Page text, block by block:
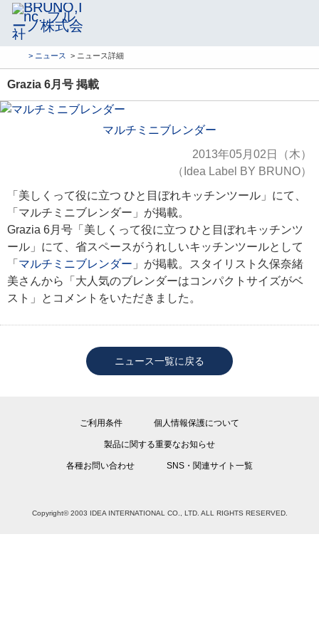
> ニュース > ニュース詳細
Grazia 6月号 掲載
マルチミニブレンダー
2013年05月02日（木）
（Idea Label BY BRUNO）
「美しくって役に立つ ひと目ぼれキッチンツール」にて、
「マルチミニブレンダー」が掲載。
Grazia 6月号「美しくって役に立つ ひと目ぼれキッチンツ
ール」にて、省スペースがうれしいキッチンツールとして
「 マルチミニブレンダー 」が掲載。スタイリスト久保奈緒
美さんから「大人気のブレンダーはコンパクトサイズがベ
スト」とコメントをいただきました。
ニュース一覧に戻る
ご利用条件 個人情報保護について
製品に関する重要なお知らせ
各種お問い合わせ SNS・関連サイト一覧
Copyright© 2003 IDEA INTERNATIONAL CO., LTD. ALL RIGHTS RESERVED.